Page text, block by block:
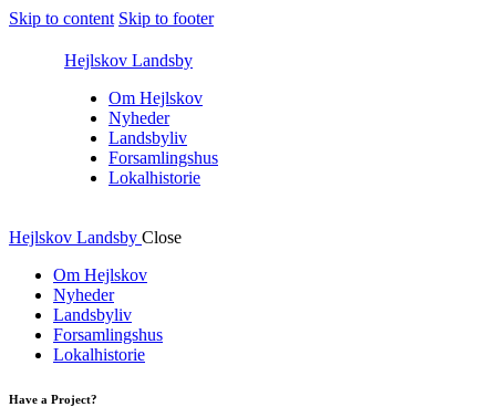
Skip to content Skip to footer
Hejlskov Landsby
Om Hejlskov
Nyheder
Landsbyliv
Forsamlingshus
Lokalhistorie
Hejlskov Landsby Close
Om Hejlskov
Nyheder
Landsbyliv
Forsamlingshus
Lokalhistorie
Have a Project?